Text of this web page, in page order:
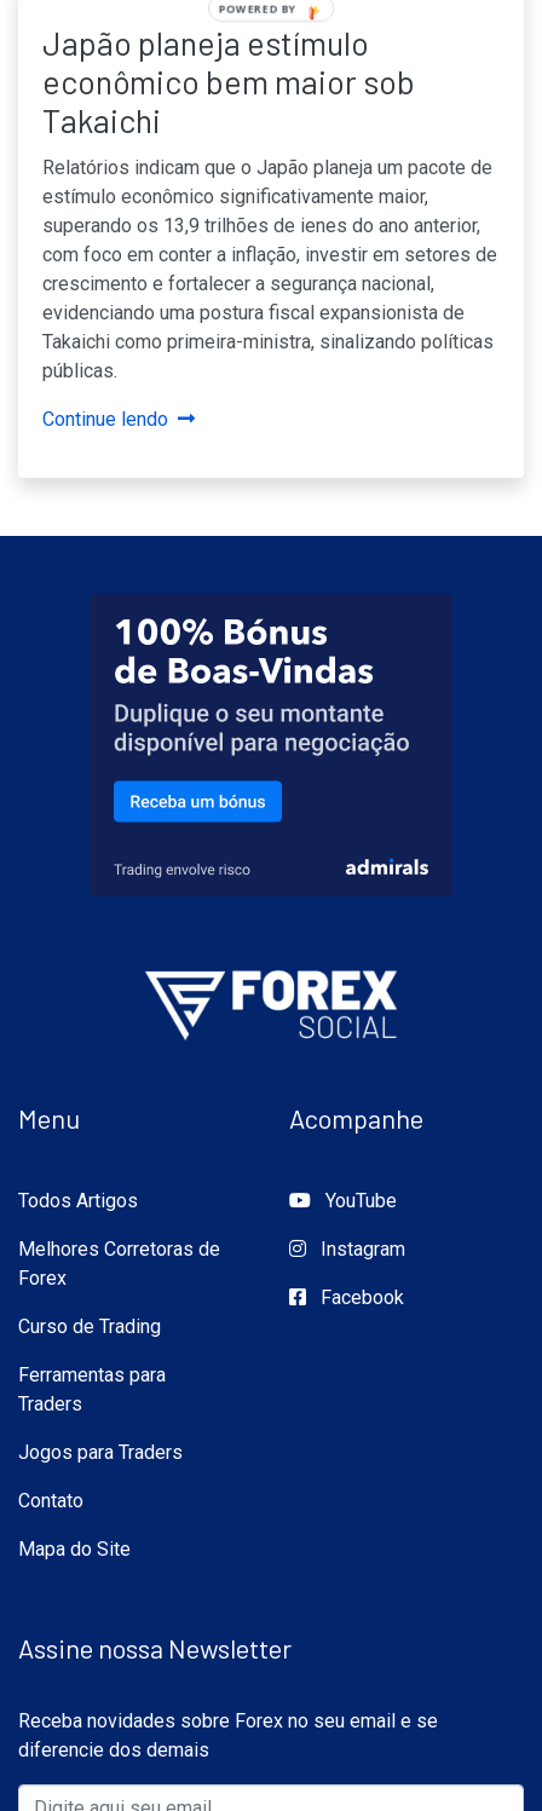
Japão planeja estímulo
econômico bem maior sob
Takaichi
Relatórios indicam que o Japão planeja um pacote de
estímulo econômico significativamente maior,
superando os 13,9 trilhões de ienes do ano anterior,
com foco em conter a inflação, investir em setores de
crescimento e fortalecer a segurança nacional,
evidenciando uma postura fiscal expansionista de
Takaichi como primeira-ministra, sinalizando políticas
públicas.
Continue lendo
Menu
Todos Artigos
Melhores Corretoras de
Forex
Curso de Trading
Ferramentas para
Traders
Jogos para Traders
Contato
Mapa do Site
Acompanhe
YouTube
Instagram
Facebook
Assine nossa Newsletter
Receba novidades sobre Forex no seu email e se
diferencie dos demais
POWERED BY